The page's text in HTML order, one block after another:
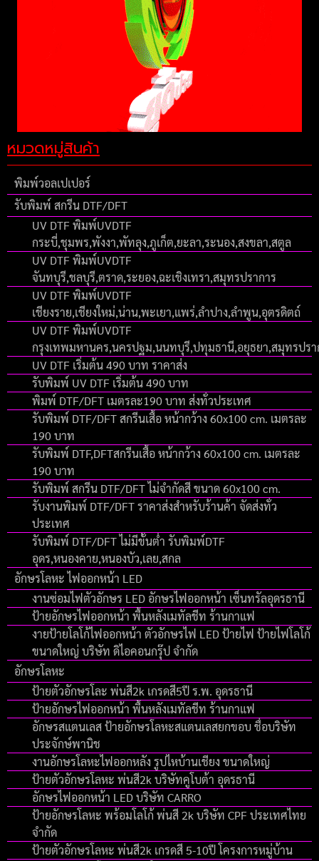
หมวดหมู่สินค้า
พิมพ์วอลเปเปอร์
รับพิมพ์ สกรีน DTF/DFT
UV DTF พิมพ์UVDTF
กระบี่,ชุมพร,พังงา,พัทลุง,ภูเก็ต,ยะลา,ระนอง,สงขลา,สตูล
UV DTF พิมพ์UVDTF
จันทบุรี,ชลบุรี,ตราด,ระยอง,ฉะเชิงเทรา,สมุทรปราการ
UV DTF พิมพ์UVDTF
เชียงราย,เชียงใหม่,น่าน,พะเยา,แพร่,ลำปาง,ลำพูน,อุตรดิตถ์
UV DTF พิมพ์UVDTF
กรุงเทพมหานคร,นครปฐม,นนทบุรี,ปทุมธานี,อยุธยา,สมุทรปร
UV DTF เริ่มต้น 490 บาท ราคาส่ง
รับพิมพ์ UV DTF เริ่มต้น 490 บาท
พิมพ์ DTF/DFT เมตรละ190 บาท ส่งทั่วประเทศ
รับพิมพ์ DTF/DFT สกรีนเสื้อ หน้ากว้าง 60x100 cm. เมตรละ
190 บาท
รับพิมพ์ DTF,DFTสกรีนเสื้อ หน้ากว้าง 60x100 cm. เมตรละ
190 บาท
รับพิมพ์ สกรีน DTF/DFT ไม่จำกัดสี ขนาด 60x100 cm.
รับงานพิมพ์ DTF/DFT ราคาส่งสำหรับร้านค้า จัดส่งทั่ว
ประเทศ
รับพิมพ์ DTF/DFT ไม่มีขั้นต่ำ รับพิมพ์DTF
อุดร,หนองคาย,หนองบัว,เลย,สกล
อักษรโลหะ ไฟออกหน้า LED
งานซ่อมไฟตัวอักษร LED อักษรไฟออกหน้า เซ็นทรัลอุดรธานี
ป้ายอักษรไฟออกหน้า พื้นหลังเมทัลชีท ร้านกาแฟ
งายป้ายโลโก้ไฟออกหน้า ตัวอักษรไฟ LED ป้ายไฟ ป้ายไฟโลโก้
ขนาดใหญ่ บริษัท ดิไอคอนกรุ๊ป จํากัด
อักษรโลหะ
ป้ายตัวอักษรโละ พ่นสี2k เกรดสี5ปี ร.พ. อุดรธานี
ป้ายอักษรไฟออกหน้า พื้นหลังเมทัลชีท ร้านกาแฟ
อักษรสแตนเลส ป้ายอักษรโลหะสแตนเลสยกขอบ ชื่อบริษัท
ประจักษ์พานิช
งานอักษรโลหะไฟออกหลัง รูปไหบ้านเชียง ขนาดใหญ่
ป้ายตัวอักษรโลหะ พ่นสี2k บริษัทคูโบต้า อุดรธานี
อักษรไฟออกหน้า LED บริษัท CARRO
ป้ายอักษรโลหะ พร้อมโลโก้ พ่นสี 2k บริษัท CPF ประเทศไทย
จำกัด
ป้ายตัวอักษรโลหะ พ่นสี2k เกรดสี 5-10ปี โครงการหมู่บ้าน